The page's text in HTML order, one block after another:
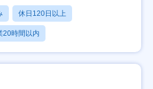
休日120日以上
20時間以内